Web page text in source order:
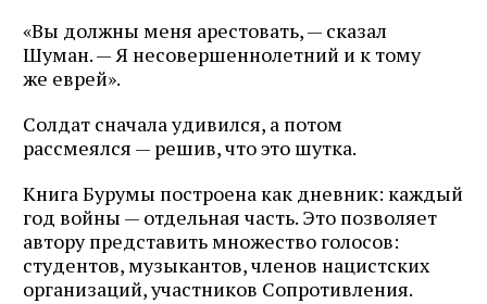
«Вы должны меня арестовать, — сказал
Шуман. — Я несовершеннолетний и к тому
же еврей».
Солдат сначала удивился, а потом
рассмеялся — решив, что это шутка.
Книга Бурумы построена как дневник: каждый
год войны — отдельная часть. Это позволяет
автору представить множество голосов:
студентов, музыкантов, членов нацистских
организаций, участников Сопротивления.